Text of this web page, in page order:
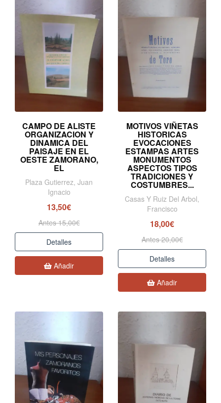
CAMPO DE ALISTE
ORGANIZACION Y
DINAMICA DEL
PAISAJE EN EL
OESTE ZAMORANO,
EL
Plaza Gutierrez, Juan
Ignacio
13,50€
Antes 15,00€
Detalles
Añadir
MOTIVOS VIÑETAS
HISTORICAS
EVOCACIONES
ESTAMPAS ARTES
MONUMENTOS
ASPECTOS TIPOS
TRADICIONES Y
COSTUMBRES...
Casas Y Ruiz Del Arbol,
Francisco
18,00€
Antes 20,00€
Detalles
Añadir